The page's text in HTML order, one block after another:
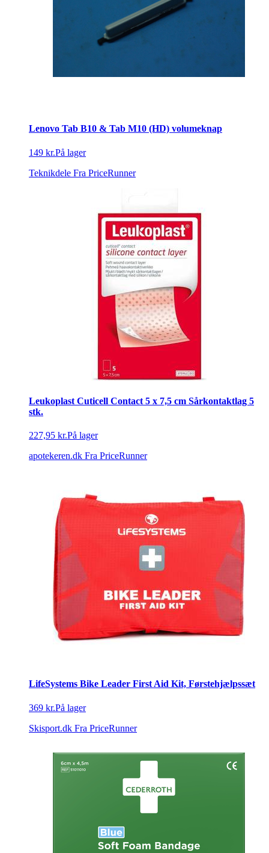
Lenovo Tab B10 & Tab M10 (HD) volumeknap
149 kr.På lager
Teknikdele Fra PriceRunner
Leukoplast Cuticell Contact 5 x 7,5 cm Sårkontaktlag 5
stk.
227,95 kr.På lager
apotekeren.dk Fra PriceRunner
LifeSystems Bike Leader First Aid Kit, Førstehjælpssæt
369 kr.På lager
Skisport.dk Fra PriceRunner